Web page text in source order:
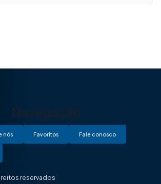
Navegação
nós Favoritos Fale conosco
reservados